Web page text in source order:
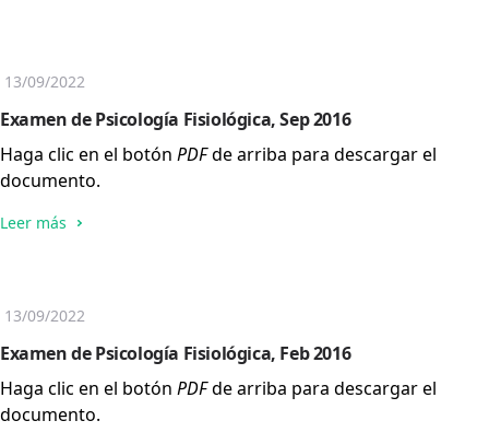
Examen de Psicología Fisiológica, Sep 2016
13/09/2022
Haga clic en el botón PDFde arriba para descargar el
documento.
Leer más
Examen de Psicología Fisiológica, Feb 2016
13/09/2022
Haga clic en el botón PDFde arriba para descargar el
documento.